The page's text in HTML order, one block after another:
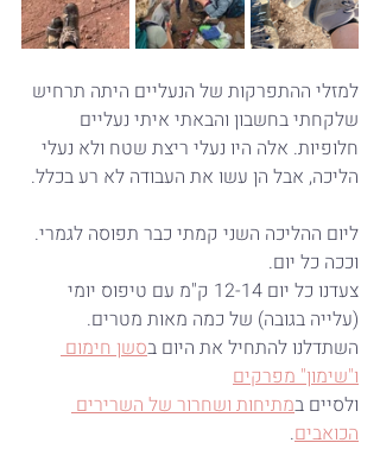
למזלי ההתפרקות של הנעליים היתה תרחיש
שלקחתי בחשבון והבאתי איתי נעליים
חלופיות. אלה היו נעלי ריצת שטח ולא נעלי
הליכה, אבל הן עשו את העבודה לא רע בכלל.
ליום ההליכה השני קמתי כבר תפוסה לגמרי.
וככה כל יום.
צעדנו כל יום 12-14 ק"מ עם טיפוס יומי
(עלייה בגובה) של כמה מאות מטרים.
השתדלנו להתחיל את היום בסשן חימום
ו"שימון" מפרקים
ולסיים במתיחות ושחרור של השרירים
הכואבים.